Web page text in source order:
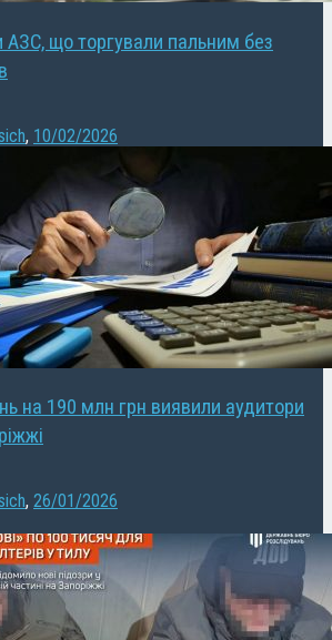
АЗС, що торгували пальним без
, 10/02/2026
на 190 млн грн виявили аудитори
, 26/01/2026